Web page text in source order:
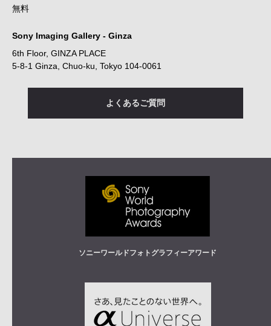
無料
Sony Imaging Gallery - Ginza
6th Floor, GINZA PLACE
5-8-1 Ginza, Chuo-ku, Tokyo 104-0061
よくあるご質問
ソニーワールドフォトグラフィーアワード